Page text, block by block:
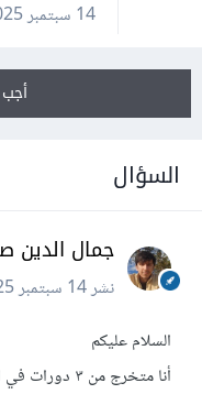
14 سبتمبر 2025
السؤال
جمال الدين
نشر14 سبتمبر 2025
السلام عليكم
أنا متخرج من